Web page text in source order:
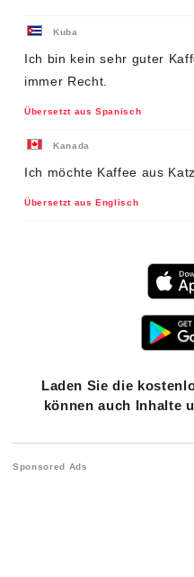
Kuba
Ich bin kein sehr guter
immer Recht.
Übersetzt aus Spanisch
Kanada
Ich möchte Kaffee aus
Übersetzt aus Englisch
Laden Sie die
können auch Inhalte
Sponsored Ads